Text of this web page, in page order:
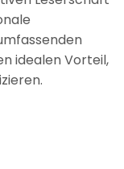
idealen Vorteil,